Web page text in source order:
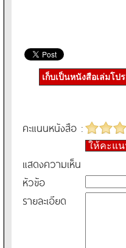
เก็บเป็นหนังสือเล่มโป
คะแนนหนังสือ :
ให้คะแ
แสดงความเห็น
หัวข้อ
รายละเอียด